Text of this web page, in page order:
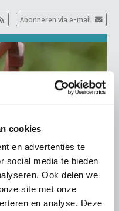
cookies
en advertenties te
social media te bieden
Ook delen we
site met onze
en analyse. Deze
Abonneren via e-mail